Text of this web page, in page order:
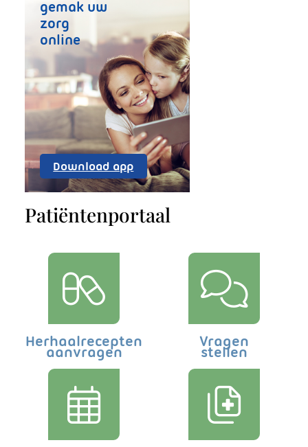
gemak uw
zorg
online
Download appUw
Zorg
Online
Patiëntenportaal
Herhaalrecepten
aanvragen
Vragen
stellen